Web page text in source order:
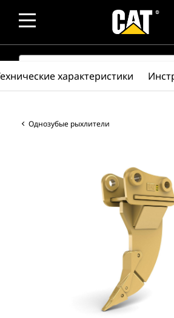
SEARCH
Однозубые рыхлители
характеристики